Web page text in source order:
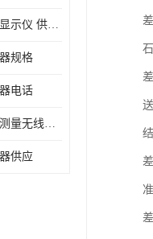
甘肃远传变送罐旁显示仪 供应及时
规格
电话
河北唐山燃起管道测量无线压力变送器型号 性能稳定
供应